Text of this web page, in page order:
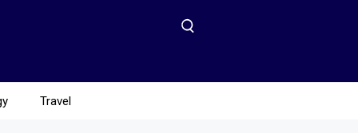
Travel